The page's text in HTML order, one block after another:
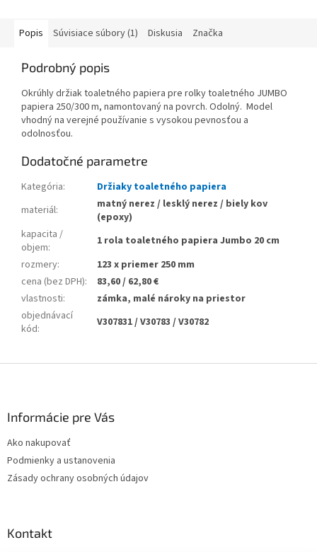
Popis Súvisiace súbory (1) Diskusia Značka
Podrobný popis
Okrúhly držiak toaletného papiera pre rolky toaletného JUMBO
papiera 250/300 m, namontovaný na povrch. Odolný. Model
vhodný na verejné používanie s vysokou pevnosťou a
odolnosťou.
Dodatočné parametre
Kategória:
Držiaky toaletného papiera
materiál:
matný nerez / lesklý nerez / biely kov
(epoxy)
kapacita /
objem:
1 rola toaletného papiera Jumbo 20 cm
rozmery:
123 x priemer 250 mm
cena (bez DPH):
83,60 / 62,80 €
vlastnosti:
zámka, malé nároky na priestor
objednávací
kód: V307831 / V30783 / V30782
Informácie pre Vás
Ako nakupovať
Podmienky a ustanovenia
Zásady ochrany osobných údajov
Kontakt